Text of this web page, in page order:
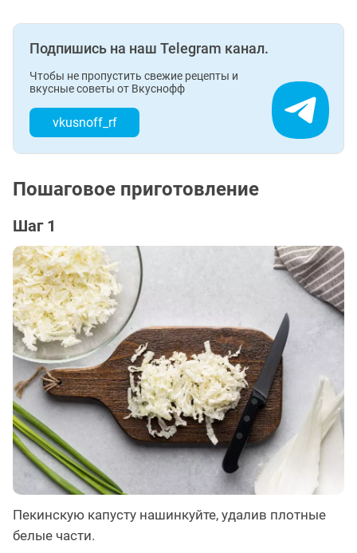
Подпишись на наш Telegram канал.
Чтобы не пропустить свежие рецепты и
вкусные советы от Вкуснофф
vkusnoff_rf
Пошаговое приготовление
Шаг 1
Пекинскую капусту нашинкуйте, удалив плотные
белые части.